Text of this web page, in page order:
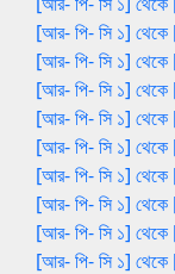
[আর- পি- সি ১]
[আর- পি- সি ১]
[আর- পি- সি ১]
[আর- পি- সি ১]
[আর- পি- সি ১]
[আর- পি- সি ১]
[আর- পি- সি ১]
[আর- পি- সি ১]
[আর- পি- সি ১]